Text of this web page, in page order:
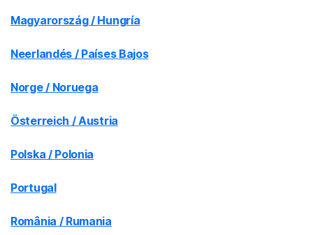
Magyarország / Hungría
Neerlandés / Países Bajos
Norge / Noruega
Österreich / Austria
Polska / Polonia
Portugal
România / Rumania